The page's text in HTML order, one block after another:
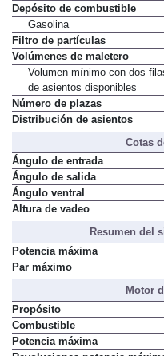
Depósito de combustible
Gasolina
Filtro de partículas
Volúmenes de maletero
Volumen mínimo con dos
de asientos disponibles
Número de plazas
Distribución de asientos
Cotas
Ángulo de entrada
Ángulo de salida
Ángulo ventral
Altura de vadeo
Resumen del
Potencia máxima
Par máximo
Motor
Propósito
Combustible
Potencia máxima